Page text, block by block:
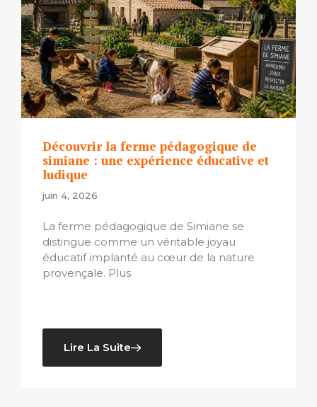
Découvrir la ferme pédagogique de
simiane : une expérience éducative et
ludique
juin 4, 2026
La ferme pédagogique de Simiane se
distingue comme un véritable joyau
éducatif implanté au cœur de la nature
provençale. Plus
Lire La Suite